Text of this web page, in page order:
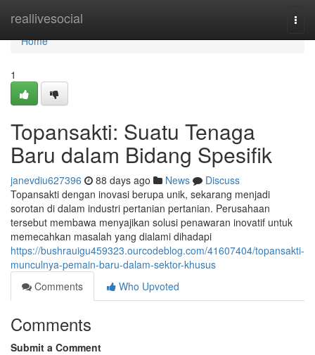
reallivesocial
Home
Home
1
Topansakti: Suatu Tenaga
Baru dalam Bidang Spesifik
janevdiu627396 88 days ago News
Discuss
Topansakti dengan inovasi berupa unik, sekarang menjadi
sorotan di dalam industri pertanian pertanian. Perusahaan
tersebut membawa menyajikan solusi penawaran inovatif untuk
memecahkan masalah yang dialami dihadapi
https://bushrauigu459323.ourcodeblog.com/41607404/topansakti-
munculnya-pemain-baru-dalam-sektor-khusus
Comments
Who Upvoted
Comments
Submit a Comment